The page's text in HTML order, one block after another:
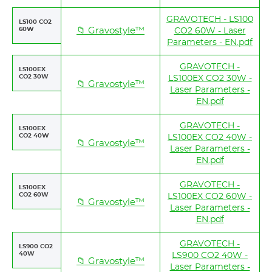
LS100 CO2
60W
📁 Gravostyle™
GRAVOTECH - LS100
CO2 60W - Laser
Parameters - EN.pdf
LS100EX
CO2 30W
📁 Gravostyle™
GRAVOTECH -
LS100EX CO2 30W -
Laser Parameters -
EN.pdf
LS100EX
CO2 40W
📁 Gravostyle™
GRAVOTECH -
LS100EX CO2 40W -
Laser Parameters -
EN.pdf
LS100EX
CO2 60W
📁 Gravostyle™
GRAVOTECH -
LS100EX CO2 60W -
Laser Parameters -
EN.pdf
LS900 CO2
40W
📁 Gravostyle™
GRAVOTECH -
LS900 CO2 40W -
Laser Parameters -